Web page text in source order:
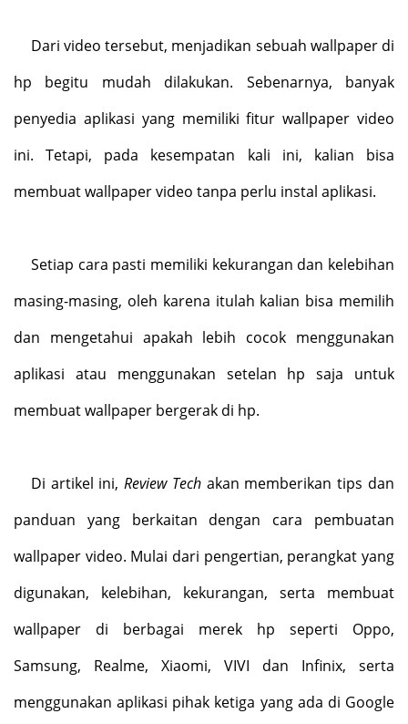
Dari video tersebut, menjadikan sebuah wallpaper di
hp begitu mudah dilakukan. Sebenarnya, banyak
penyedia aplikasi yang memiliki fitur wallpaper video
ini. Tetapi, pada kesempatan kali ini, kalian bisa
membuat wallpaper video tanpa perlu instal aplikasi.
Setiap cara pasti memiliki kekurangan dan kelebihan
masing-masing, oleh karena itulah kalian bisa memilih
dan mengetahui apakah lebih cocok menggunakan
aplikasi atau menggunakan setelan hp saja untuk
membuat wallpaper bergerak di hp.
Di artikel ini,Review Techakan memberikan tips dan
panduan yang berkaitan dengan cara pembuatan
wallpaper video. Mulai dari pengertian, perangkat yang
digunakan, kelebihan, kekurangan, serta membuat
wallpaper di berbagai merek hp seperti Oppo,
Samsung, Realme, Xiaomi, VIVI dan Infinix, serta
menggunakan aplikasi pihak ketiga yang ada di Google